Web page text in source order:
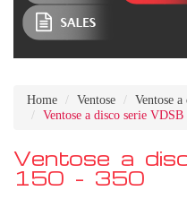
Home Ventose
Ventose a
Ventose a disco serie
Ventose a
150 - 350